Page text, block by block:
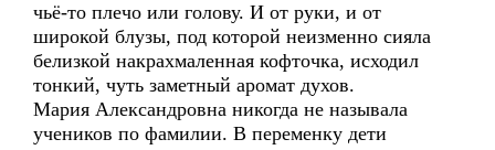
чьё-то плечо или голову. И от руки, и от
широкой блузы, под которой неизменно сияла
белизкой накрахмаленная кофточка, исходил
тонкий, чуть заметный аромат духов.
Мария Александровна никогда не называла
учеников по фамилии. В переменку дети